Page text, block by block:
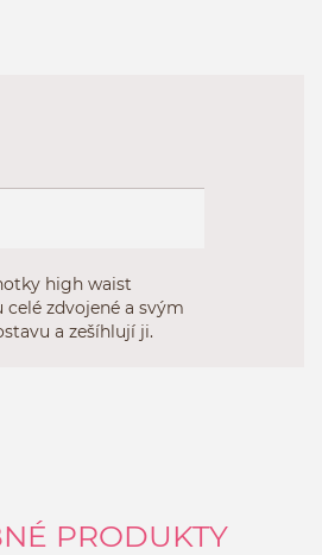
high waist
zdvojené a svým
a zešíhlují ji.
PRODUKTY